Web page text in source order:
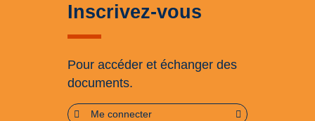
Inscrivez-vous
Pour accéder et échanger des
documents.
Me connecter